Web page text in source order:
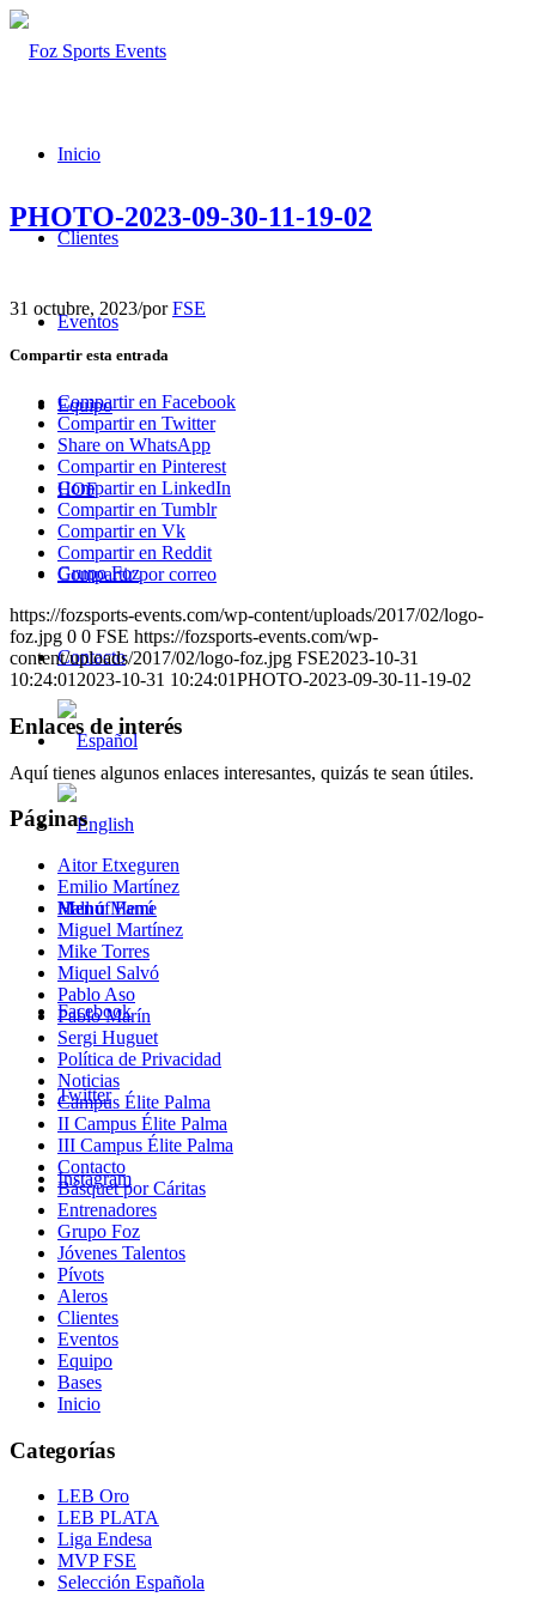
Inicio
Clientes
Eventos
Equipo
HOF
Grupo Foz
Contacto
Menú Menú
Facebook
Twitter
Instagram
PHOTO-2023-09-30-11-19-02
31 octubre, 2023/porFSE
Compartir esta entrada
Compartir en Facebook
Compartir en Twitter
Share on WhatsApp
Compartir en Pinterest
Compartir en LinkedIn
Compartir en Tumblr
Compartir en Vk
Compartir en Reddit
Compartir por correo
https://fozsports-events.com/wp-content/uploads/2017/02/logo-
foz.jpg 0 0 FSE https://fozsports-events.com/wp-
content/uploads/2017/02/logo-foz.jpg FSE2023-10-31
10:24:01 2023-10-31 10:24:01PHOTO-2023-09-30-11-19-02
Enlaces de interés
Aquí tienes algunos enlaces interesantes, quizás te sean útiles.
Páginas
Aitor Etxeguren
Emilio Martínez
Hall of Fame
Miguel Martínez
Mike Torres
Miquel Salvó
Pablo Aso
Pablo Marín
Sergi Huguet
Política de Privacidad
Noticias
Campus Élite Palma
II Campus Élite Palma
III Campus Élite Palma
Contacto
Básquet por Cáritas
Entrenadores
Grupo Foz
Jóvenes Talentos
Pívots
Aleros
Clientes
Eventos
Equipo
Bases
Inicio
Categorías
LEB Oro
LEB PLATA
Liga Endesa
MVP FSE
Selección Española